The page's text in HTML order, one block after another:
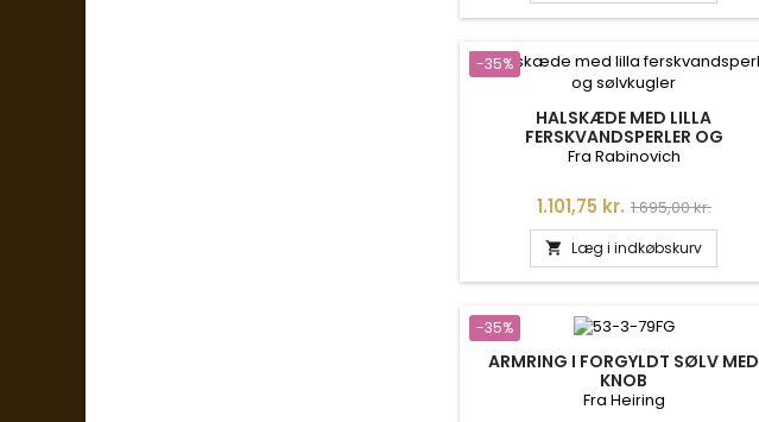
-35%
HALSKÆDE MED LILLA
FERSKVANDSPERLER OG
SØLVKUGLER
Fra Rabinovich
Pris
1.101,75 kr. Normalpris
1.695,00 kr.
 Læg i indkøbskurv
-35%
ARMRING I FORGYLDT SØLV MED
KNOB
Fra Heiring